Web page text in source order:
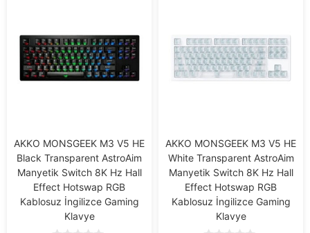
AKKO MONSGEEK M3 V5 HE
Black Transparent AstroAim
Manyetik Switch 8K Hz Hall
Effect Hotswap RGB
Kablosuz İngilizce Gaming
Klavye
AKKO MONSGEEK M3 V5 HE
White Transparent AstroAim
Manyetik Switch 8K Hz Hall
Effect Hotswap RGB
Kablosuz İngilizce Gaming
Klavye